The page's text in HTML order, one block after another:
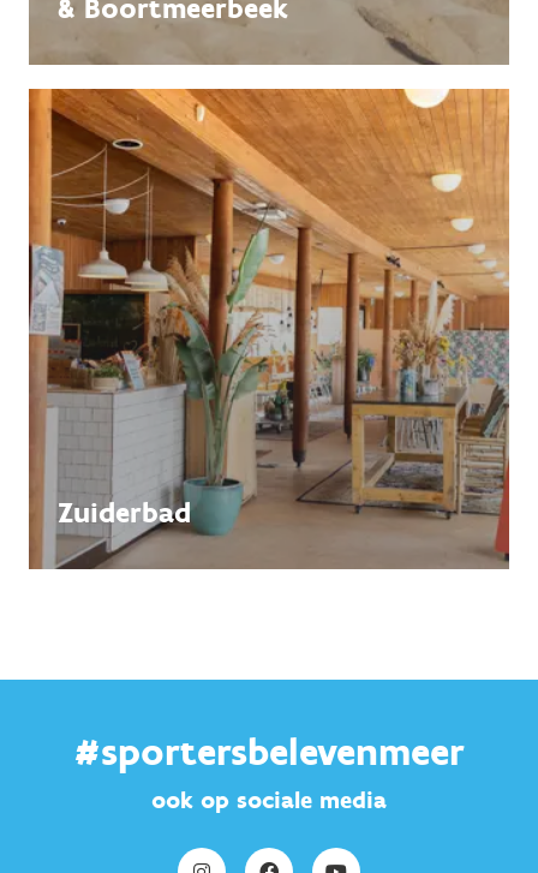
& Boortmeerbeek
Zuiderbad
#sportersbelevenmeer
ook op sociale media